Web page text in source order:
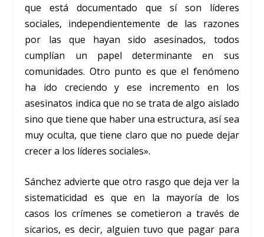
que está documentado que sí son líderes
sociales, independientemente de las razones
por las que hayan sido asesinados, todos
cumplían un papel determinante en sus
comunidades. Otro punto es que el fenómeno
ha ido creciendo y ese incremento en los
asesinatos indica que no se trata de algo aislado
sino que tiene que haber una estructura, así sea
muy oculta, que tiene claro que no puede dejar
crecer a los líderes sociales».
Sánchez advierte que otro rasgo que deja ver la
sistematicidad es que en la mayoría de los
casos los crímenes se cometieron a través de
sicarios, es decir, alguien tuvo que pagar para